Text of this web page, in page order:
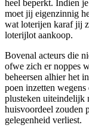
heel beperkt. Indien
moet jij eigenzinnig
wat loterijen karaf jij
loterijlot aankoop.
Bovenal acteurs die
ofwe zich er noppes
beheersen alhier het
poen inzetten
plusteken uiteindelijk
huisvoordeel zouden
gelegenheid verliest.